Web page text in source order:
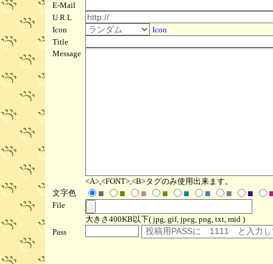
E-Mail
U R L
Icon
Icon
Title
Message
<A>,<FONT>,<B>タグのみ使用出来ます。
文字色
■ ■ ■ ■ ■ ■ ■ ■
File
大きさ400KB以下( jpg, gif, jpeg, png, txt, mid )
Pass